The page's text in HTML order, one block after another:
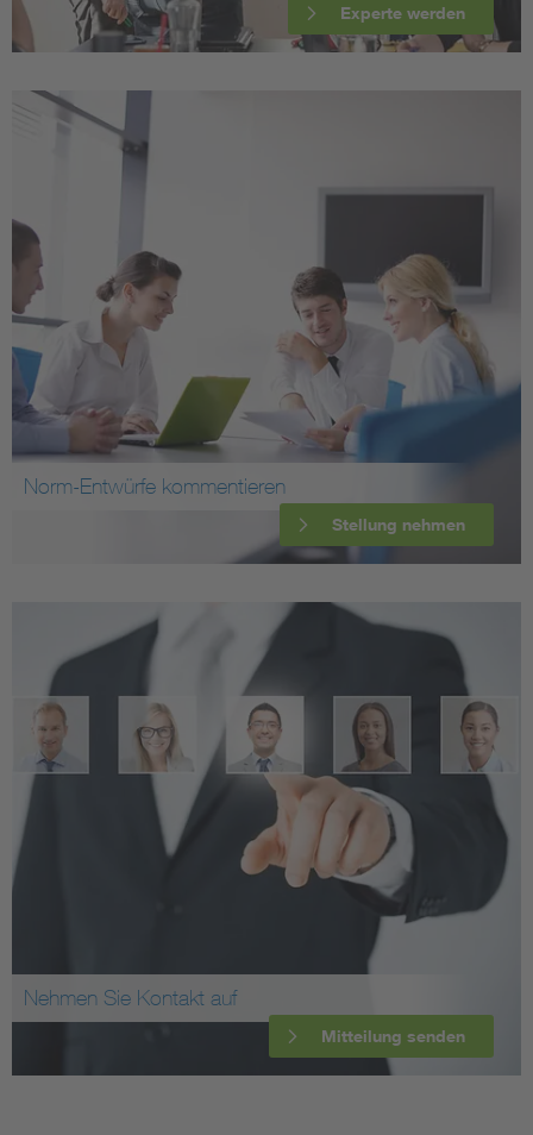
Experte werden
Norm-Entwürfe kommentieren
Stellung nehmen
Nehmen Sie Kontakt auf
Mitteilung senden